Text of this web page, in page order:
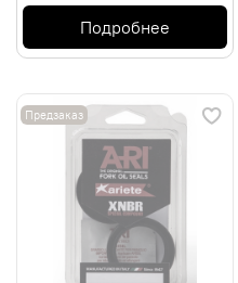
Подробнее
Предзаказ